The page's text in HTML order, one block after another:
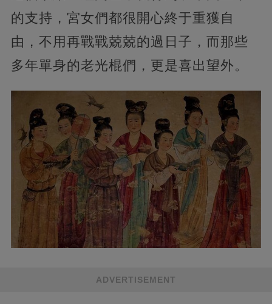
的支持，宮女們都很開心終于重獲自
由，不用再戰戰兢兢的過日子，而那些
多年單身的老光棍們，更是喜出望外。
ADVERTISEMENT